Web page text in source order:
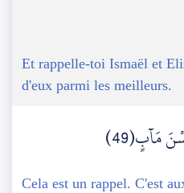
Et rappelle-toi Ismaël et
d'eux parmi les meilleurs.
مَآبٍ(49)
Cela est un rappel. C'est